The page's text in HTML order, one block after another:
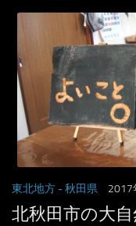
東北地方 - 秋田県 2017
北秋田市の大